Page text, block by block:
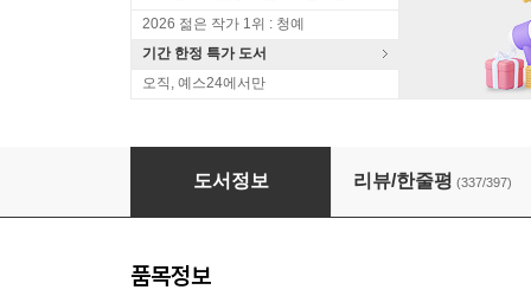
2026 젊은 작가 1위 : 청예
기간 한정 특가 도서
오직, 예스24에서만
단 한 번의 연애
도서정보 리뷰/한줄평 (337/397)
품목정보